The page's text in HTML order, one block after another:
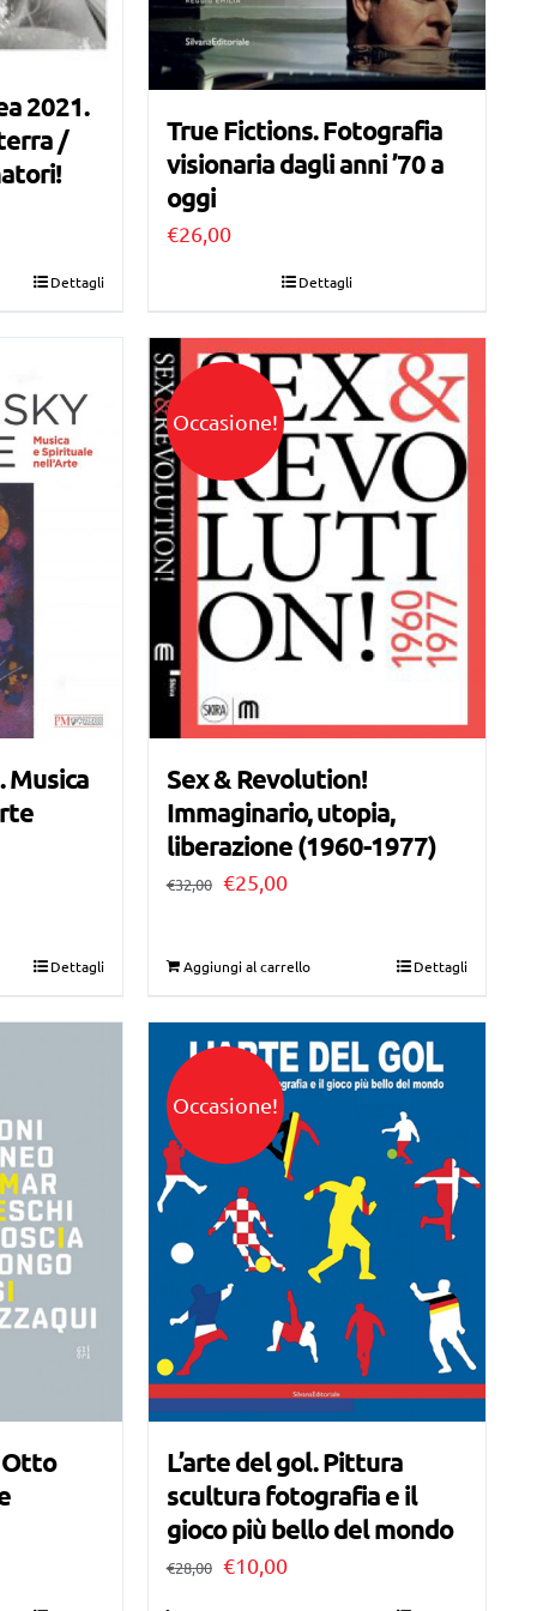
2021.
/
Dettagli
True Fictions. Fotografia
visionaria dagli anni ’70 a
oggi
€26,00
Dettagli
Musica
Dettagli
Occasione!
Sex & Revolution!
Immaginario, utopia,
liberazione (1960-1977)
€32,00 Il
originale
€25,00Il
attuale
Aggiungi al carrello Dettagli
Otto
Occasione!
L’arte del gol. Pittura
scultura fotografia e il
gioco più bello del mondo
€28,00 Il
€10,00Il